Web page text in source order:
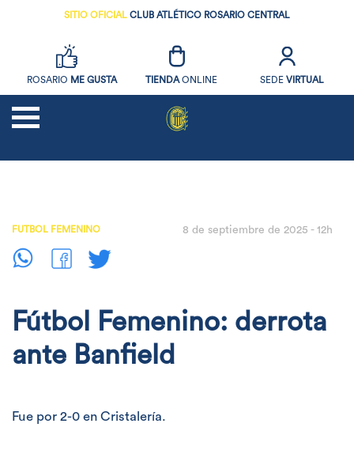
SITIO OFICIAL CLUB ATLÉTICO ROSARIO CENTRAL
ROSARIO ME GUSTA TIENDA ONLINE SEDE VIRTUAL
SOCIOS
EL CLUB
FUTBOL FEMENINO 8 de septiembre de 2025 - 12h
Fútbol Femenino: derrota
ante Banfield
Fue por 2-0 en Cristalería.